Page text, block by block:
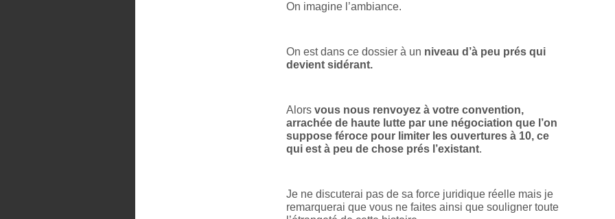
On imagine l’ambiance.
On est dans ce dossier à un niveau d’à peu prés qui
devient sidérant.
Alors vous nous renvoyez à votre convention,
arrachée de haute lutte par une négociation que l’on
suppose féroce pour limiter les ouvertures à 10, ce
qui est à peu de chose prés l’existant.
Je ne discuterai pas de sa force juridique réelle mais je
remarquerai que vous ne faites ainsi que souligner toute